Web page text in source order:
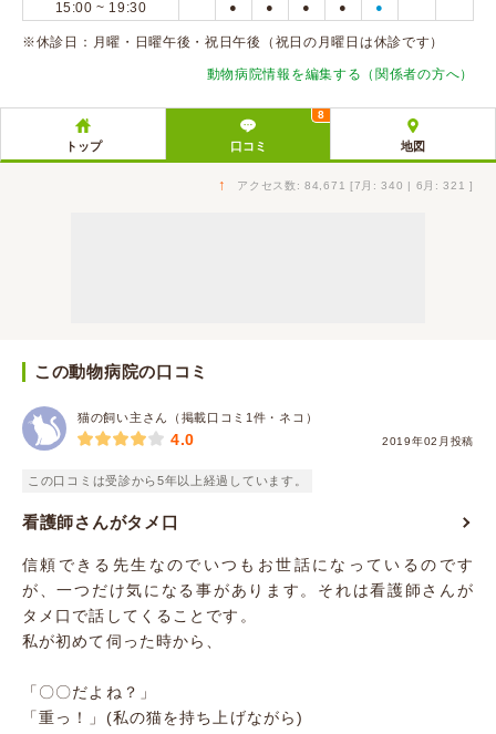
口コミ投稿
15:00 ~ 19:30 ● ● ● ● ●
※休診日：月曜・日曜午後・祝日午後（祝日の月曜日は休診です）
動物病院情報を編集する（関係者の方へ）
トップ 口コミ
8
地図
↑ アクセス数: 84,671 [7月: 340 | 6月: 321 ]
この動物病院の口コミ
猫の飼い主さん（掲載口コミ1件・ネコ）
2019年02月投稿
4.0
この口コミは受診から5年以上経過しています。
看護師さんがタメ口
信頼できる先生なのでいつもお世話になっているのです
が、一つだけ気になる事があります。それは看護師さんが
タメ口で話してくることです。
私が初めて伺った時から、
「〇〇だよね？」
「重っ！」(私の猫を持ち上げながら)